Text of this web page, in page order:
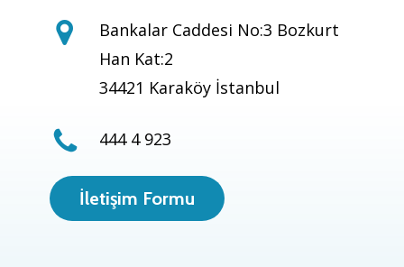
Bankalar Caddesi No:3 Bozkurt
Han Kat:2
34421 Karaköy İstanbul
444 4 923
İletişim Formu